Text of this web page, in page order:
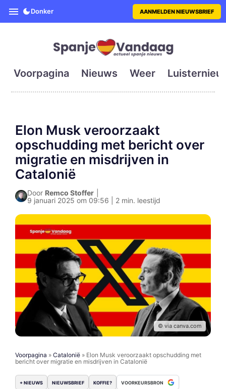
SpanjeVandaag is de eerste
Donker AANMELDEN NIEUWSBRIEF
Voorpagina Nieuws Weer
Elon Musk veroorzaakt
opschudding met bericht over
migratie en misdrijven in
Catalonië
Door Remco Stoffer
9 januari 2025 om 09:56 | 2 min. leestijd
© via canva.com
Voorpagina » Catalonië » Elon Musk veroorzaakt opschudding met
bericht over migratie en misdrijven in Catalonië
+ NIEUWS NIEUWSBRIEF KOFFIE? VOORKEURSBRON